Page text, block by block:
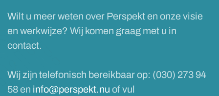
Wilt u meer weten over Perspekt en onze visie
en werkwijze? Wij komen graag met u in
contact.
Wij zijn telefonisch bereikbaar op: (030) 273 94
58 en info@perspekt.nu of vul